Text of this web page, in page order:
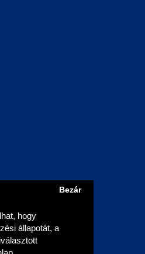
hogy
állapotát, a
Bezár
u. 3.